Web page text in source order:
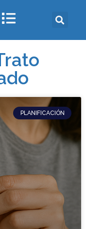
PLANIFICACIÓN